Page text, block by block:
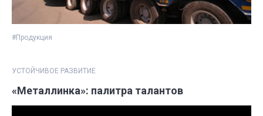
#Продукция
УСТОЙЧИВОЕ РАЗВИТИЕ
«Металлинка»: палитра талантов